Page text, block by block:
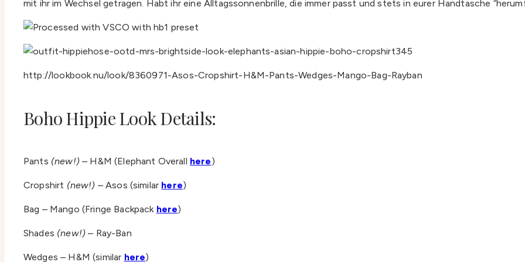
mit ihr im Wechsel getragen. Habt ihr eine Alltagssonnenbrille, die immer passt und stets in eurer Handtasche
http://lookbook.nu/look/8360971-Asos-Cropshirt-H&M-Pants-Wedges-Mango-Bag-Rayban
Boho Hippie Look Details:
Pants (new!)– H&M (Elephant Overall here)
Cropshirt (new!) – Asos (similar here)
Bag – Mango (Fringe Backpack here)
Shades (new!)– Ray-Ban
Wedges – H&M (similar here)